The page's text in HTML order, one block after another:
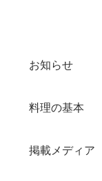
お知らせ
料理の基本
掲載メディア